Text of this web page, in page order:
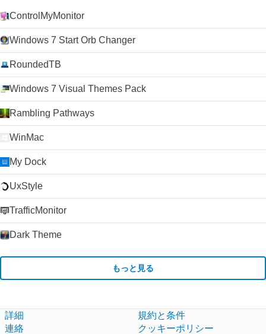
ControlMyMonitor
Windows 7 Start Orb Changer
RoundedTB
Windows 7 Visual Themes Pack
Rambling Pathways
WinMac
My Dock
UxStyle
TrafficMonitor
Dark Theme
もっと見る
詳細
連絡
規約と条件
クッキーポリシー